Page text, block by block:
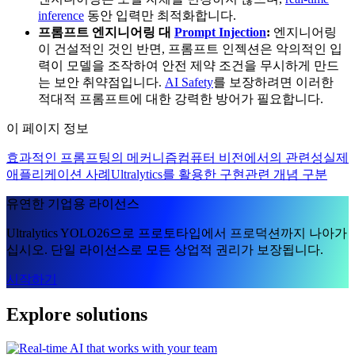
inference 동안 입력만 최적화합니다.
프롬프트 엔지니어링 대 Prompt Injection: 엔지니어링
이 건설적인 것인 반면, 프롬프트 인젝션은 악의적인 입
력이 모델을 조작하여 안전 제약 조건을 무시하게 만드
는 보안 취약점입니다. AI Safety를 보장하려면 이러한
적대적 프롬프트에 대한 강력한 방어가 필요합니다.
이 페이지 정보
효과적인 프롬프팅의 메커니즘컴퓨터 비전에서의 관련성실제
애플리케이션 사례 Ultralytics를 활용한 구현 관련 개념 구분
유연한 기업용 라이선스
Ultralytics YOLO26으로 프로토타입에서 프로덕션까지 나아가
십시오. 단일 라이선스로 모든 상업적 권리가 보장됩니다.
시작하기
Explore solutions